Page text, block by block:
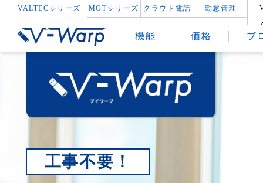
VALTECシリーズ MOTシリーズ クラウド電話 勤怠管理
機能 価格 ブ
工事不要！